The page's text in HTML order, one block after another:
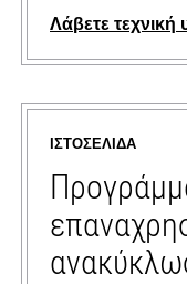
Λάβετε τεχνική
opens
in
new
tab
ΙΣΤΟΣΕΛΊΔΑ